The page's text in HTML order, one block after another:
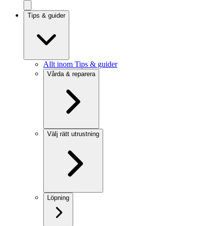
Tips & guider
Allt inom Tips & guider
Vårda & reparera
Välj rätt utrustning
Löpning